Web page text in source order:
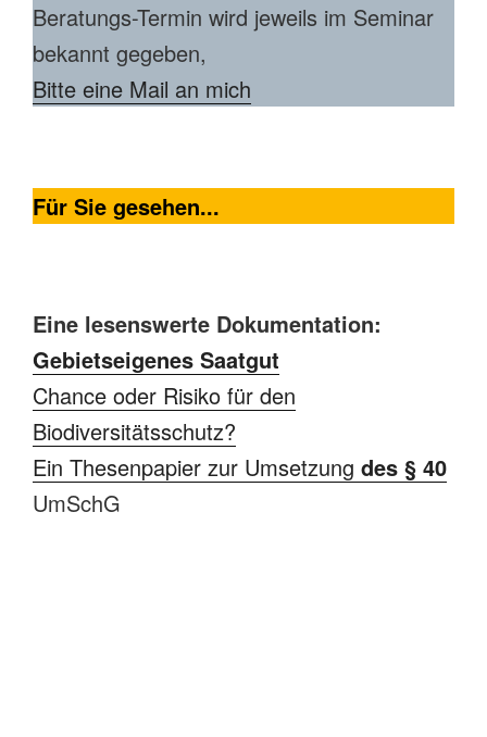
Beratungs-Termin wird jeweils im Seminar
bekannt gegeben,
Bitte eine Mail an mich
Für Sie gesehen...
Eine lesenswerte Dokumentation:
Gebietseigenes Saatgut
Chance oder Risiko für den
Biodiversitätsschutz?
Ein Thesenpapier zur Umsetzung des § 40
UmSchG